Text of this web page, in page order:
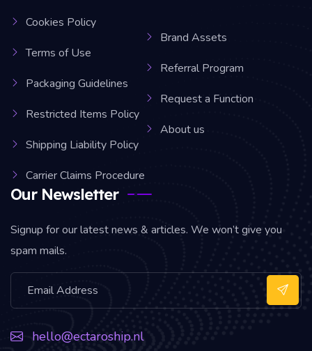
Cookies Policy
Terms of Use
Packaging Guidelines
Restricted Items Policy
Shipping Liability Policy
Carrier Claims Procedure
Brand Assets
Referral Program
Request a Function
About us
Our Newsletter
Signup for our latest news & articles. We won’t give you
spam mails.
hello@ectaroship.nl